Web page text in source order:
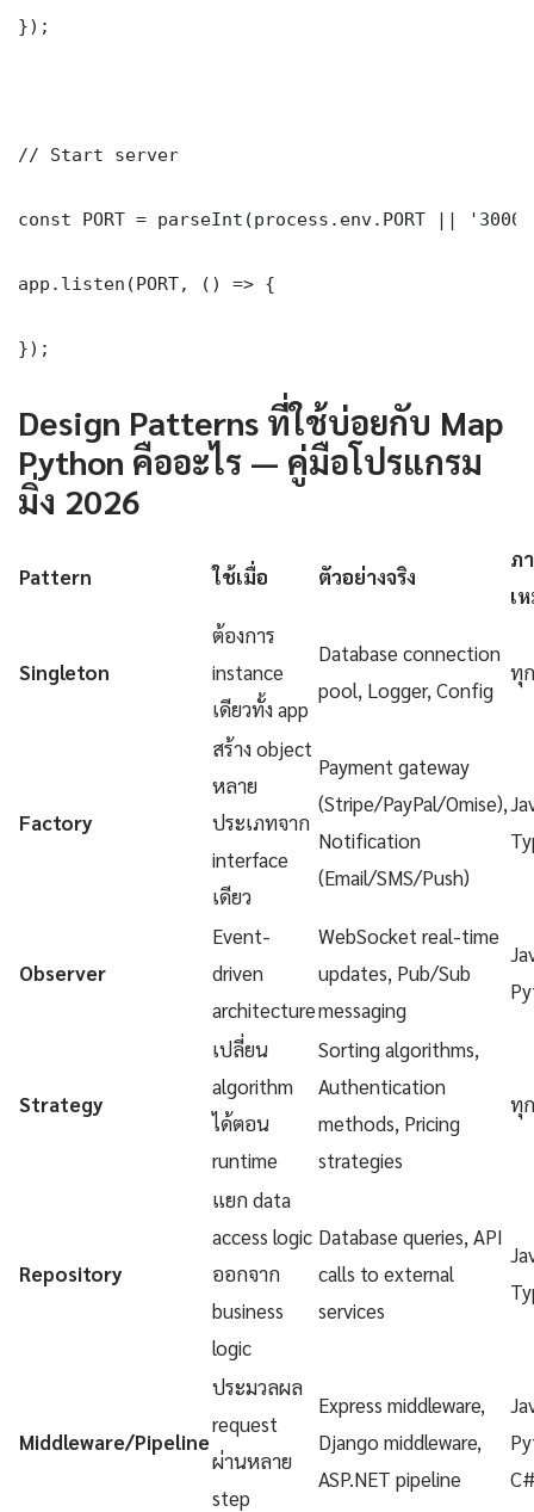
});
// Start server
const PORT = parseInt(process.env.PORT ||
app.listen(PORT, () => {
});
Design Patterns ที่ใช้บ่อยกับ Map
Python คืออะไร — คู่มือโปรแกรม
มิ่ง 2026
Pattern ใช้เมื่อ ตัวอย่างจริง
ภ
เ
Singleton
ต้องการ
instance
เดียวทั้ง app
Database connection
pool, Logger, Config
ทุ
Factory
สร้าง object
หลาย
ประเภทจาก
interface
เดียว
Payment gateway
(Stripe/PayPal/Omise),
Notification
(Email/SMS/Push)
Observer
Event-
driven
architecture
WebSocket real-time
updates, Pub/Sub
messaging
Strategy
เปลี่ยน
algorithm
ได้ตอน
runtime
Sorting algorithms,
Authentication
methods, Pricing
strategies
ทุ
Repository
แยก data
access logic
ออกจาก
business
logic
Database queries, API
calls to external
services
Middleware/Pipeline
ประมวลผล
request
ผ่านหลาย
step
Express middleware,
Django middleware,
ASP.NET pipeline